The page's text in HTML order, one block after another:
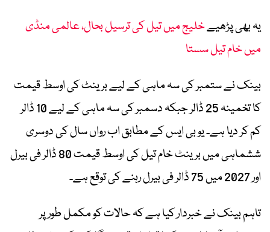
یہ بھی پڑھیےخلیج میں تیل کی ترسیل بحال، عالمی منڈی
میں خام تیل سستا
بینک نے ستمبر کی سہ ماہی کے لیے برینٹ کی اوسط قیمت
کا تخمینہ 25 ڈالر جبکہ دسمبر کی سہ ماہی کے لیے 10 ڈالر
کم کر دیا ہے۔ یو بی ایس کے مطابق اب رواں سال کی دوسری
ششماہی میں برینٹ خام تیل کی اوسط قیمت 80 ڈالر فی بیرل
اور 2027 میں 75 ڈالر فی بیرل رہنے کی توقع ہے۔
تاہم بینک نے خبردار کیا ہے کہ حالات کو مکمل طور پر